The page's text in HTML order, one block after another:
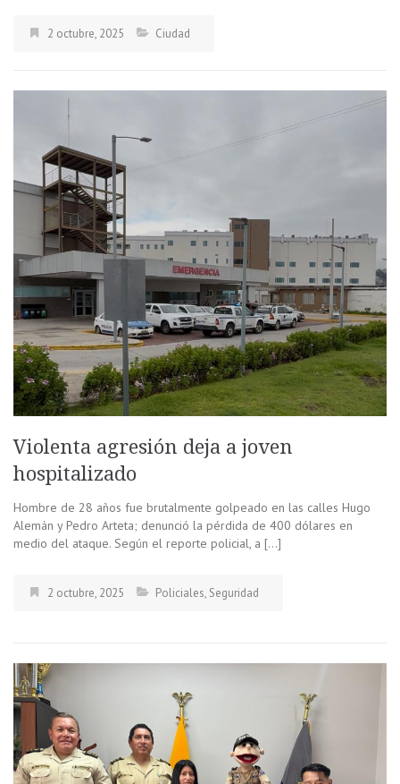
2 octubre, 2025 Ciudad
Violenta agresión deja a joven
hospitalizado
Hombre de 28 años fue brutalmente golpeado en las calles Hugo
Alemán y Pedro Arteta; denunció la pérdida de 400 dólares en
medio del ataque. Según el reporte policial, a […]
2 octubre, 2025 Policiales, Seguridad